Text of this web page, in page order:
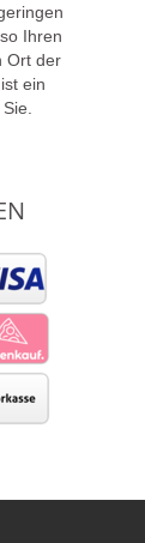
Ihren
Ort der
ein